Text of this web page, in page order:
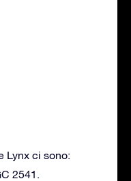
Lynx ci sono:
2541.